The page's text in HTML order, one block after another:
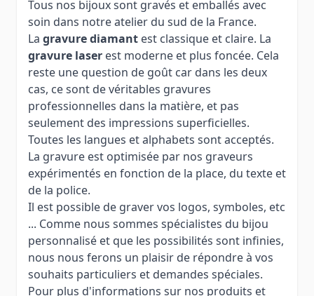
Tous nos bijoux sont gravés et emballés avec
soin dans notre atelier du sud de la France.
La gravure diamant est classique et claire. La
gravure laser est moderne et plus foncée. Cela
reste une question de goût car dans les deux
cas, ce sont de véritables gravures
professionnelles dans la matière, et pas
seulement des impressions superficielles.
Toutes les langues et alphabets sont acceptés.
La gravure est optimisée par nos graveurs
expérimentés en fonction de la place, du texte et
de la police.
Il est possible de graver vos logos, symboles, etc
... Comme nous sommes spécialistes du bijou
personnalisé et que les possibilités sont infinies,
nous nous ferons un plaisir de répondre à vos
souhaits particuliers et demandes spéciales.
Pour plus d'informations sur nos produits et